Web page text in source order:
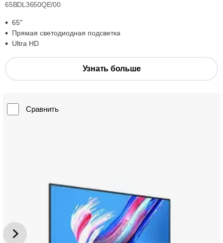
65BDL3650QE/00
65"
Прямая светодиодная подсветка
Ultra HD
Узнать больше
Сравнить